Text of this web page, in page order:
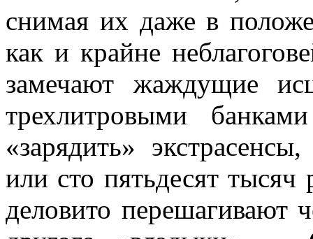
снимая их даже в
как и крайне
замечают жаждущие
трехлитровыми
«зарядить»
или сто пятьдесят тысяч
деловито перешагивают